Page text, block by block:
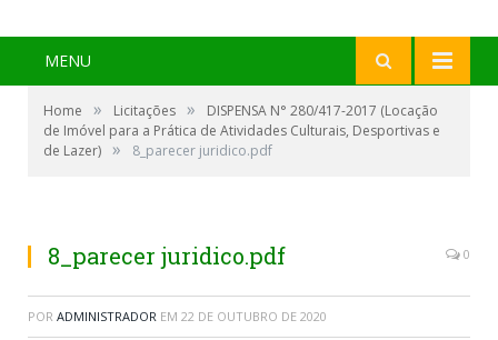
MENU
Home » Licitações »
DISPENSA N° 280/417-2017 (Locação
de Imóvel para a Prática de Atividades Culturais, Desportivas e
de Lazer) » 8_parecer juridico.pdf
8_parecer juridico.pdf 0
POR ADMINISTRADOR EM 22 DE OUTUBRO DE 2020